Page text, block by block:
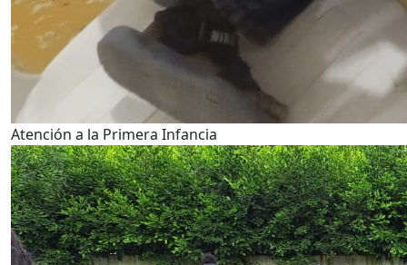
Atención a la Primera Infancia